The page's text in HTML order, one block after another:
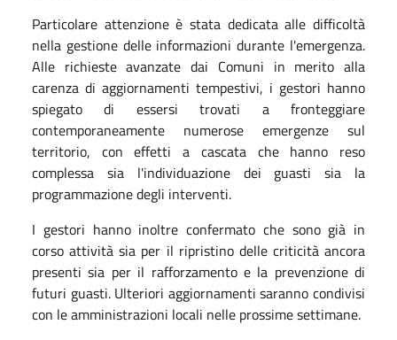
Particolare attenzione è stata dedicata alle difficoltà
nella gestione delle informazioni durante l'emergenza.
Alle richieste avanzate dai Comuni in merito alla
carenza di aggiornamenti tempestivi, i gestori hanno
spiegato di essersi trovati a fronteggiare
contemporaneamente numerose emergenze sul
territorio, con effetti a cascata che hanno reso
complessa sia l'individuazione dei guasti sia la
programmazione degli interventi.
I gestori hanno inoltre confermato che sono già in
corso attività sia per il ripristino delle criticità ancora
presenti sia per il rafforzamento e la prevenzione di
futuri guasti. Ulteriori aggiornamenti saranno condivisi
con le amministrazioni locali nelle prossime settimane.